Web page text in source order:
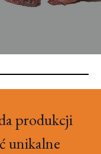
produkcji
unikalne